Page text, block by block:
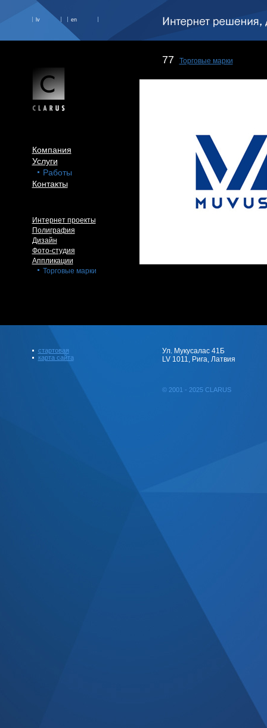
lv en
Компания
Услуги
Работы
Контакты
Интернет проекты
Полиграфия
Дизайн
Фото-студия
Аппликации
Торговые марки
77 Торговые марки
стартовая
карта сайта
Ул. Мукусалас 41Б
LV 1011, Рига, Латвия
© 2001 - 2025 CLARUS